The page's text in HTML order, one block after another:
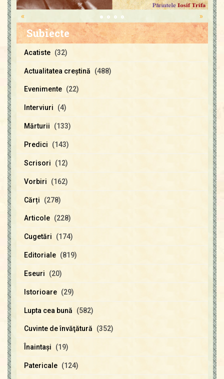
»
«
Subiecte
Acatiste (32)
Actualitatea creştină (488)
Evenimente (22)
Interviuri (4)
Mărturii (133)
Predici (143)
Scrisori (12)
Vorbiri (162)
Cărți (278)
Articole (228)
Cugetări (174)
Editoriale (819)
Eseuri (20)
Istorioare (29)
Lupta cea bună (582)
Cuvinte de învăţătură (352)
Înaintaşi (19)
Patericale (124)